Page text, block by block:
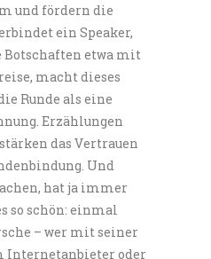
und fördern die
ein Speaker,
Botschaften etwa mit
macht dieses
Runde als eine
Erzählungen
das Vertrauen
Und
hat ja immer
so schön: einmal
– wer mit seiner
Internetanbieter oder